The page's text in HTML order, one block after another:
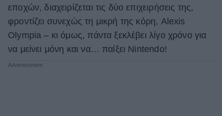
ΒΟΞ
εποχών, διαχειρίζεται τις δύο επιχειρήσεις της,
φροντίζει συνεχώς τη μικρή της κόρη, Alexis
Olympia – κι όμως, πάντα ξεκλέβει λίγο χρόνο για
να μείνει μόνη και να… παίξει Nintendo!